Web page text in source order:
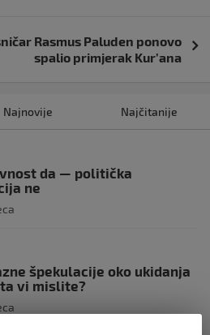
Rasmus Paluden ponovo
spalio primjerak Kur’ana
Najnovije Najčitanije
da — politička
ne
špekulacije oko ukidanja
vi mislite?